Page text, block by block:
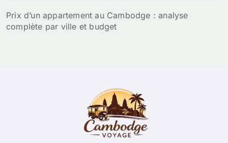
Prix d’un appartement au Cambodge : analyse
complète par ville et budget